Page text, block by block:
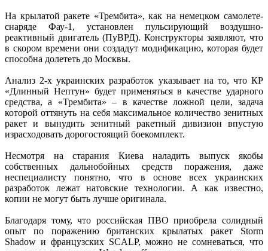
На крылатой ракете «Трембита», как на немецком самолете-
снаряде Фау-1, установлен пульсирующий воздушно-
реактивный двигатель (ПуВРД). Конструкторы заявляют, что
в скором времени они создадут модификацию, которая будет
способна долететь до Москвы.
Анализ 2-х украинских разработок указывает на то, что КР
«Длинный Нептун» будет применяться в качестве ударного
средства, а «Трембита» – в качестве ложной цели, задача
которой оттянуть на себя максимальное количество зенитных
ракет и вынудить зенитный ракетный дивизион впустую
израсходовать дорогостоящий боекомплект.
Несмотря на старания Киева наладить выпуск якобы
собственных дальнобойных средств поражения, даже
неспециалисту понятно, что в основе всех украинских
разработок лежат натовские технологии. А как известно,
копии не могут быть лучше оригинала.
Благодаря тому, что российская ПВО приобрела солидный
опыт по поражению британских крылатых ракет Storm
Shadow и французских SCALP, можно не сомневаться, что